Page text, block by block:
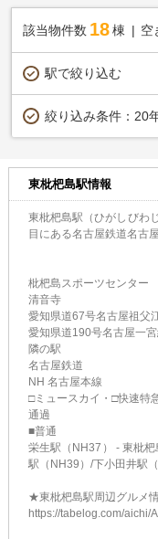
該当物件数 18棟 空
駅で絞り込む
絞り込み条件： 20
東枇杷島駅情報
東枇杷島駅（ひがしびわ
目にある名古屋鉄道名古
枇杷島スポーツセンター
清音寺
愛知県道67号名古屋祖父
愛知県道190号名古屋一
隣の駅
名古屋鉄道
NH 名古屋本線
□ミュースカイ・□快速特
通過
■普通
栄生駅（NH37） - 東枇
駅（NH39）/下小田井駅
★東枇杷島駅周辺グルメ
https://tabelog.com/aichi/